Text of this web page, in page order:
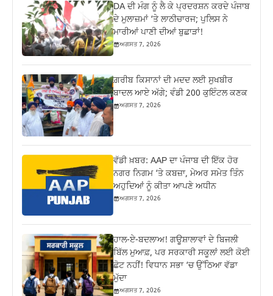
DA ਦੀ ਮੰਗ ਨੂੰ ਲੈ ਕੇ ਪ੍ਰਦਰਸ਼ਨ ਕਰਦੇ ਪੰਜਾਬ
ਦੇ ਮੁਲਾਜ਼ਮਾਂ ‘ਤੇ ਲਾਠੀਚਾਰਜ; ਪੁਲਿਸ ਨੇ
ਮਾਰੀਆਂ ਪਾਣੀ ਦੀਆਂ ਬੁਛਾੜਾਂ!
ਅਗਸਤ 7, 2026
ਗ਼ਰੀਬ ਕਿਸਾਨਾਂ ਦੀ ਮਦਦ ਲਈ ਸੁਖਬੀਰ
ਬਾਦਲ ਆਏ ਅੱਗੇ; ਵੰਡੀ 200 ਕੁਇੰਟਲ ਕਣਕ
ਅਗਸਤ 7, 2026
ਵੱਡੀ ਖ਼ਬਰ: AAP ਦਾ ਪੰਜਾਬ ਦੀ ਇੱਕ ਹੋਰ
ਨਗਰ ਨਿਗਮ ‘ਤੇ ਕਬਜ਼ਾ, ਮੇਅਰ ਸਮੇਤ ਤਿੰਨ
ਅਹੁਦਿਆਂ ਨੂੰ ਕੀਤਾ ਆਪਣੇ ਅਧੀਨ
ਅਗਸਤ 7, 2026
ਹਾਲ-ਏ-ਬਦਲਾਅ! ਗਊਸ਼ਾਲਾਵਾਂ ਦੇ ਬਿਜਲੀ
ਬਿੱਲ ਮੁਆਫ਼, ਪਰ ਸਰਕਾਰੀ ਸਕੂਲਾਂ ਲਈ ਕੋਈ
ਛੋਟ ਨਹੀਂ! ਵਿਧਾਨ ਸਭਾ ‘ਚ ਉੱਠਿਆ ਵੱਡਾ
ਮੁੱਦਾ
ਅਗਸਤ 7, 2026